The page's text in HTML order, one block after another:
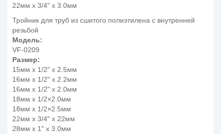
22мм x 3/4" x 3.0мм
Тройник для труб из сшитого полиэтилена с внутренней
резьбой
Модель:
VF-0209
Размер:
15мм x 1/2" x 2.5мм
16мм x 1/2" x 2.2мм
16мм x 1/2" x 2.0мм
18мм x 1/2×2.0мм
18мм x 1/2×2.5мм
22мм x 3/4" x 22мм
28мм x 1" x 3.0мм